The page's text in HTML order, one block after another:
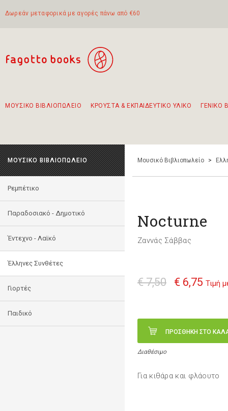
Δωρεάν μεταφορικά με αγορές πάνω από €60
ΜΟΥΣΙΚΟ ΒΙΒΛΙΟΠΩΛΕΙΟ ΚΡΟΥΣΤΑ & ΕΚΠΑΙΔΕΥΤΙΚΟ ΥΛΙΚΟ ΓΕΝΙΚΟ
ΜΟΥΣΙΚΟ ΒΙΒΛΙΟΠΩΛΕΙΟ
Ρεμπέτικο
Παραδοσιακό - Δημοτικό
Έντεχνο - Λαϊκό
Έλληνες Συνθέτες
Γιορτές
Παιδικό
Μουσικό Βιβλιοπωλείο >
Nocturne
Ζαννάς Σάββας
€ 7,50 € 6,75 Τιμή
ΠΡΟΣΘΗΚΗ ΣΤΟ
Διαθέσιμο
Για κιθάρα και φλάουτο